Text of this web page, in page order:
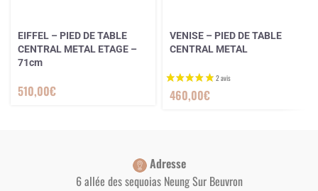
EIFFEL – PIED DE TABLE
CENTRAL METAL ETAGE –
71cm
510,00€
VENISE – PIED DE TABLE
CENTRAL METAL
460,00€
Adresse
6 allée des sequoias Neung Sur Beuvron